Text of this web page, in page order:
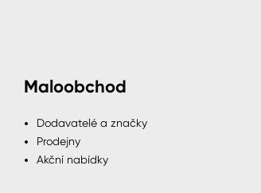
Maloobchod
Dodavatelé a značky
Prodejny
Akční nabídky